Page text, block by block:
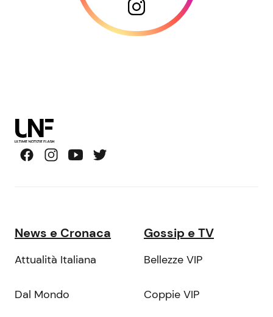
News e Cronaca
Attualità Italiana
Dal Mondo
Gossip e TV
Bellezze VIP
Coppie VIP